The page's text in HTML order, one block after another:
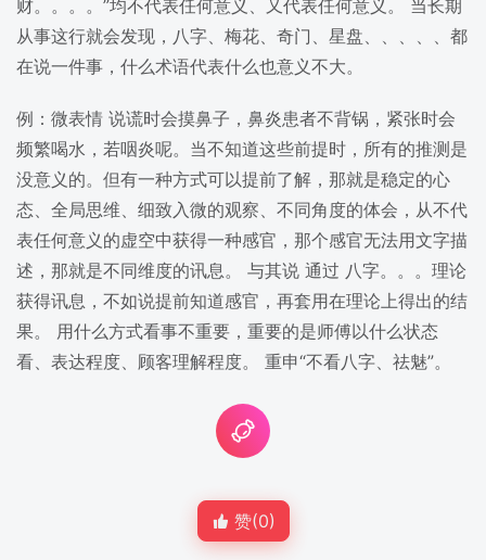
财。。。。”均不代表任何意义、又代表任何意义。 当长期
从事这行就会发现，八字、梅花、奇门、星盘、、、、、都
在说一件事，什么术语代表什么也意义不大。
例：微表情 说谎时会摸鼻子，鼻炎患者不背锅，紧张时会
频繁喝水，若咽炎呢。当不知道这些前提时，所有的推测是
没意义的。但有一种方式可以提前了解，那就是稳定的心
态、全局思维、细致入微的观察、不同角度的体会，从不代
表任何意义的虚空中获得一种感官，那个感官无法用文字描
述，那就是不同维度的讯息。 与其说 通过 八字。。。理论
获得讯息，不如说提前知道感官，再套用在理论上得出的结
果。 用什么方式看事不重要，重要的是师傅以什么状态
看、表达程度、顾客理解程度。 重申“不看八字、祛魅”。
赞(0)